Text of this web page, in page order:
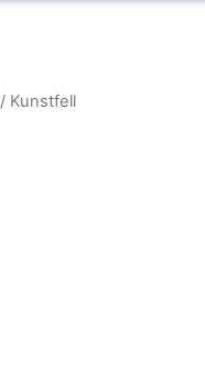
/ Kunstfell